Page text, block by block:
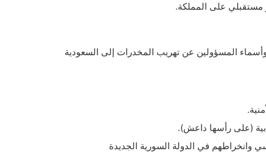
مستقبلي على المملكة.
المسؤولين عن تهريب المخدرات إلى السعودية
(على رأسها داعش).
في الدولة السورية الجديدة